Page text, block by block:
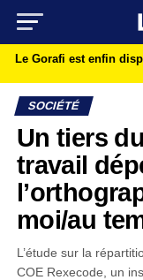
Le Gorafi est enfin
SOCIÉTÉ
Un tiers
travail
moi/au
L’étude sur la
COE Rexecode, un